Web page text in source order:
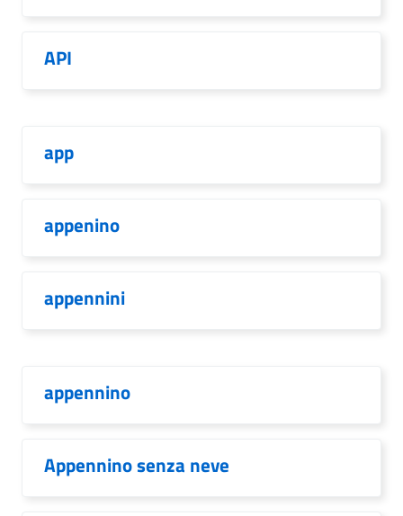
API
app
appenino
appennini
appennino
Appennino senza neve